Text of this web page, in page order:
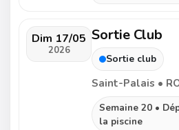
Dim 17/05
2026
Sortie Club
Sortie club
Saint-Palais •
Semaine 20 •
la piscine